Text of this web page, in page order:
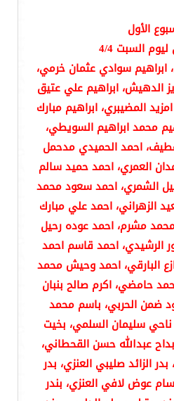
الأول
السبت 4/4
ابراهيم سوادي عثمان خرمي،
الدهيش، ابراهيم علي عتيق
المضيبري، ابراهيم مبارك
محمد ابراهيم السويطي،
احمد الحميدي مدحمل
العمري، احمد حميد سالم
الشمري، احمد سعود محمد
الزهراني، احمد علي مبارك
مشرم، احمد عوده رحيل
الرشيدي، احمد قاسم احمد
البارقي، احمد وحيش محمد
حامضي، اكرم صالح بنبان
ضمن الحربي، باسم محمد
سليمان السلمي، بخيت
عبدالله حسن القحطاني،
الزائد صليبي العنزي، بدر
عوض لافي العنزي، بندر